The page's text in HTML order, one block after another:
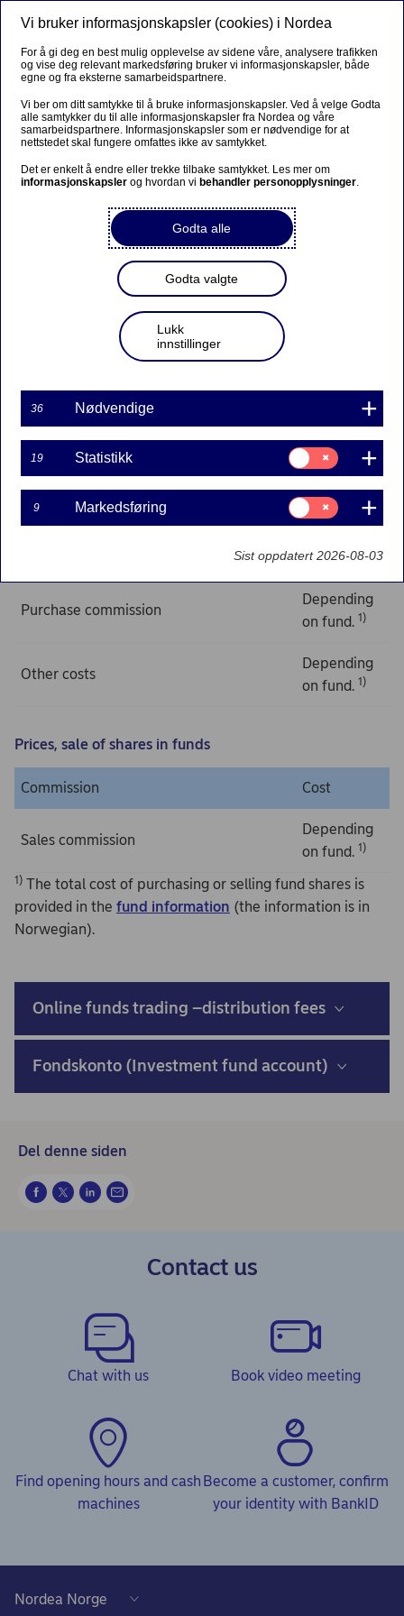
Prices
Prices for funds and
Fondskonto
Online funds trading
Online funds trading
Specification
Establishment/annual fee kr 0,00
Prices, purchase of shares in funds
Cost
Purchase commission
Depending
on fund. 1)
Other costs
Depending
on fund. 1)
Prices, sale of shares in funds
Commission Cost
Sales commission
Depending
on fund. 1)
1) The total cost of purchasing or selling fund shares is
provided in the fund information (the information is in
Norwegian).
Online funds trading –distribution fees
Fondskonto (Investment fund account)
Del denne siden
Contact us
Chat with us Book video meeting
Find opening hours and cash
machines
Become a customer, confirm
your identity with BankID
Vi bruker informasjonskapsler (cookies) i Nordea
For å gi deg en best mulig opplevelse av sidene våre, analysere trafikken
og vise deg relevant markedsføring bruker vi informasjonskapsler, både
egne og fra eksterne samarbeidspartnere.
Vi ber om ditt samtykke til å bruke informasjonskapsler. Ved å velge Godta
alle samtykker du til alle informasjonskapsler fra Nordea og våre
samarbeidspartnere. Informasjonskapsler som er nødvendige for at
nettstedet skal fungere omfattes ikke av samtykket.
Det er enkelt å endre eller trekke tilbake samtykket. Les mer om
informasjonskapsler og hvordan vi behandler personopplysninger.
Godta alle
Godta valgte
Lukk
innstillinger
36 Nødvendige
19 Statistikk
Samtykke
til:
Statistikk
9 Markedsføring
Samtykke
til:
Markedsføring
Sist oppdatert 2026-08-03